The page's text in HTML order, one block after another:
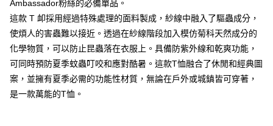
3.實際核准額度、可分期數及費用金額請依後續交易確認頁面所載為準。
4.訂單成立30分鐘內，如未前往確認交易或遇審核未通過，訂單將自動取
消。如遇「轉專審核」未通過狀況，表示未達大哥付你分期系統評分，恕無
【繳款方式說明】
1.分期款項不併入電信帳單，「大哥付你分期」於每月結算日後寄送繳費提
醒簡訊。
2.透過簡訊連結打開帳單後，可選擇「超商條碼／台灣大直營門市／銀行轉
帳／街口支付／iPASS MONEY」等通路繳費。
AFTEE先享後付是「在收到商品之後才付款」的支付方式。 讓您購物簡單
便利好安心！
１．簡單：不需註冊會員、不需綁卡、不需儲值。
２．便利：只要手機號碼，簡訊認證，即可結帳。
３．安心：先確認商品／服務後，再付款。
【「AFTEE先享後付」結帳流程】
１．於結帳方式選擇「AFTEE先享後付」後，將跳轉至「AFTEE先享後付」
結帳頁面，進行簡訊認證並確認金額後，即可完成結帳。
貨到付款
運送方式
全家取貨付款
每筆NT$60，滿NT$1,200(含以上)免運費
Ambassador粉絲的必備單品。
這款 T 卹採用經過特殊處理的面料製成，紗線中融入了驅蟲成分，
使煩人的害蟲難以接近。透過在紗線階段加入模仿菊科天然成分的
化學物質，可以防止昆蟲落在衣服上。具備防紫外線和乾爽功能，
可同時預防夏季蚊蟲叮咬和應對酷暑。這款T恤融合了休閒和經典圖
案，並擁有夏季必需的功能性材質，無論在戶外或城鎮皆可穿著，
是一款萬能的T恤。